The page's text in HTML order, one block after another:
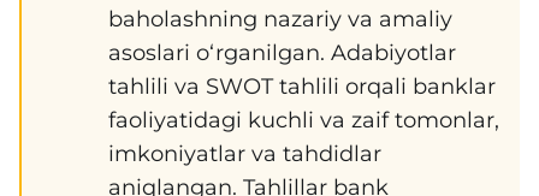
baholashning nazariy va amaliy
asoslari o‘rganilgan. Adabiyotlar
tahlili va SWOT tahlili orqali banklar
faoliyatidagi kuchli va zaif tomonlar,
imkoniyatlar va tahdidlar
aniqlangan. Tahlillar bank